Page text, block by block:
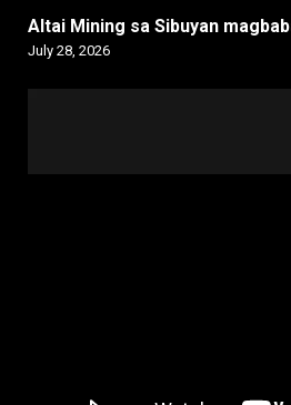
Altai Mining sa Sibuyan
July 28, 2026